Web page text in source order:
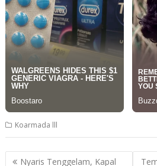
Koarmada lll
Post
Nyaris Tenggelam, Kapal